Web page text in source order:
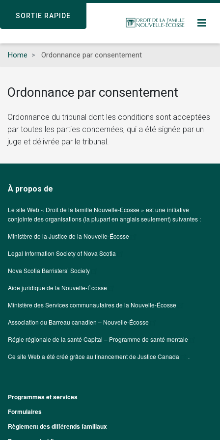
SORTIE RAPIDE
content
SORTIE RAPIDE
Home Ordonnance par consentement
Ordonnance par consentement
Ordonnance du tribunal dont les conditions sont acceptées
par toutes les parties concernées, qui a été signée par un
juge et délivrée par le tribunal.
À propos de
Le site Web « Droit de la famille Nouvelle-Écosse » est une initiative
conjointe des organisations (la plupart en anglais seulement) suivantes :
Ministère de la Justice de la Nouvelle-Écosse
Legal Information Society of Nova Scotia
Nova Scotia Barristers’ Society
Aide juridique de la Nouvelle-Écosse
Ministère des Services communautaires de la Nouvelle-Écosse
Association du Barreau canadien – Nouvelle-Écosse
Régie régionale de la santé Capital – Programme de santé mentale
Ce site Web a été créé grâce au financement deJustice Canada .
Footer
Programmes et services
Formulaires
Règlement des différends familiaux